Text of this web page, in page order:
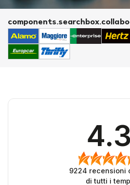
4.3
9224 recensioni
di tutti i